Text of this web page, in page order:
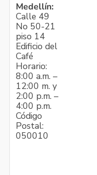
Medellín:
Calle 49
No 50-21
piso 14
Edificio del
Café
Horario:
8:00 a.m. –
12:00 m. y
2:00 p.m. –
4:00 p.m.
Código
Postal:
050010